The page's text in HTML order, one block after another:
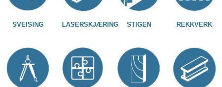
SVEISING LASERSKJÆRING STIGEN REKKVERK